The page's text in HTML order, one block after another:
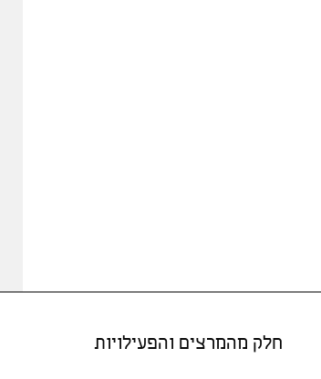
חלק מהמרצים והפעילויות